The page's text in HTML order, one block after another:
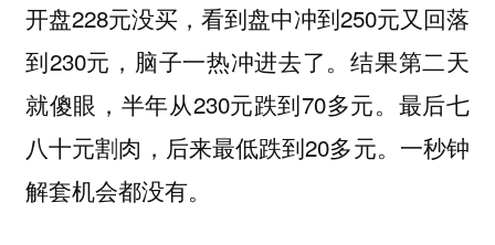
开盘228元没买，看到盘中冲到250元又回落
到230元，脑子一热冲进去了。结果第二天
就傻眼，半年从230元跌到70多元。最后七
八十元割肉，后来最低跌到20多元。一秒钟
解套机会都没有。